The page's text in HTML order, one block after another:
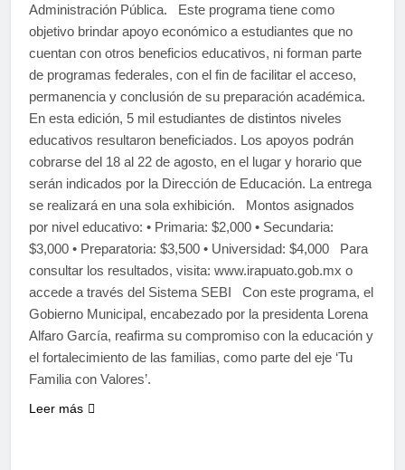
Administración Pública. Este programa tiene como
objetivo brindar apoyo económico a estudiantes que no
cuentan con otros beneficios educativos, ni forman parte
de programas federales, con el fin de facilitar el acceso,
permanencia y conclusión de su preparación académica.
En esta edición, 5 mil estudiantes de distintos niveles
educativos resultaron beneficiados. Los apoyos podrán
cobrarse del 18 al 22 de agosto, en el lugar y horario que
serán indicados por la Dirección de Educación. La entrega
se realizará en una sola exhibición. Montos asignados
por nivel educativo: • Primaria: $2,000 • Secundaria:
$3,000 • Preparatoria: $3,500 • Universidad: $4,000 Para
consultar los resultados, visita: www.irapuato.gob.mx o
accede a través del Sistema SEBI Con este programa, el
Gobierno Municipal, encabezado por la presidenta Lorena
Alfaro García, reafirma su compromiso con la educación y
el fortalecimiento de las familias, como parte del eje ‘Tu
Familia con Valores’.
Leer más